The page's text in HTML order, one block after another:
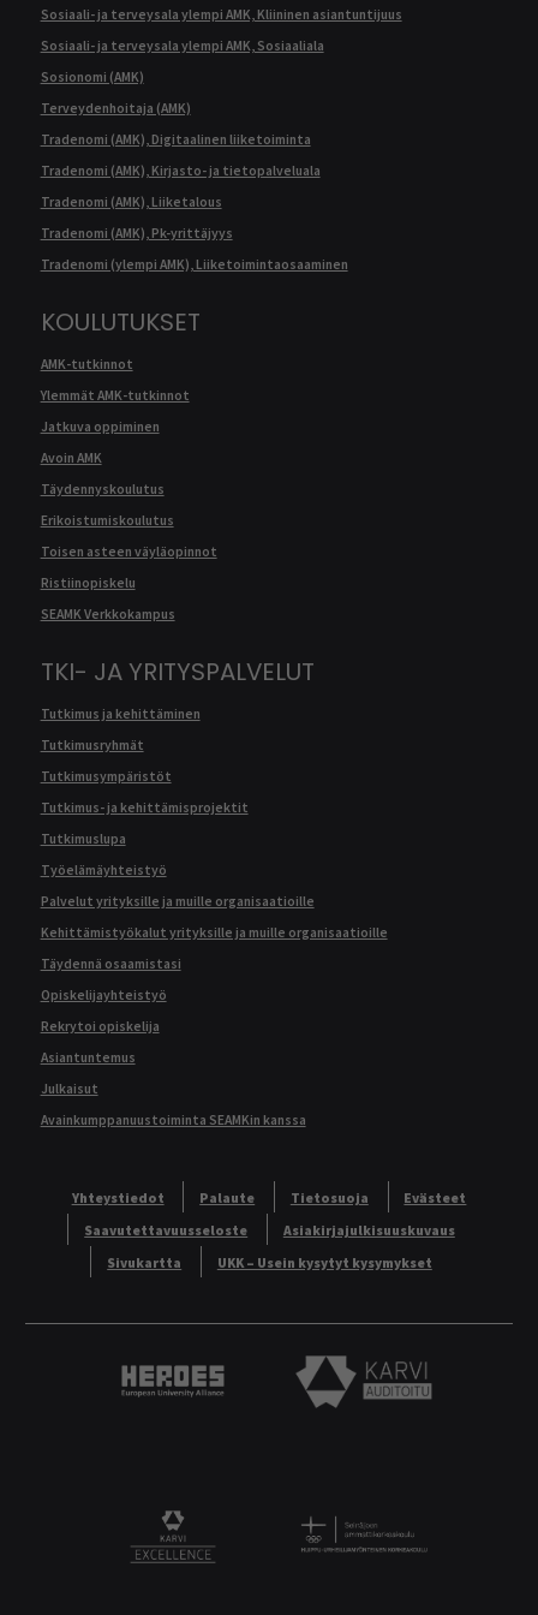
Sosiaali- ja terveysala ylempi AMK, Kliininen asiantuntijuus
Sosiaali- ja terveysala ylempi AMK, Sosiaaliala
Sosionomi (AMK)
Terveydenhoitaja (AMK)
Tradenomi (AMK), Digitaalinen liiketoiminta
Tradenomi (AMK), Kirjasto- ja tietopalveluala
Tradenomi (AMK), Liiketalous
Tradenomi (AMK), Pk-yrittäjyys
Tradenomi (ylempi AMK), Liiketoimintaosaaminen
KOULUTUKSET
AMK-tutkinnot
Ylemmät AMK-tutkinnot
Jatkuva oppiminen
Avoin AMK
Täydennyskoulutus
Erikoistumiskoulutus
Toisen asteen väyläopinnot
Ristiinopiskelu
SEAMK Verkkokampus
TKI- JA YRITYSPALVELUT
Tutkimus ja kehittäminen
Tutkimusryhmät
Tutkimusympäristöt
Tutkimus- ja kehittämisprojektit
Tutkimuslupa
Työelämäyhteistyö
Palvelut yrityksille ja muille organisaatioille
Kehittämistyökalut yrityksille ja muille organisaatioille
Täydennä osaamistasi
Opiskelijayhteistyö
Rekrytoi opiskelija
Asiantuntemus
Julkaisut
Avainkumppanuustoiminta SEAMKin kanssa
Yhteystiedot Palaute Tietosuoja
Evästeet
Saavutettavuusseloste
Asiakirjajulkisuuskuvaus
Sivukartta
UKK – Usein kysytyt kysymykset
Heroes European University Alliance logo
Karvi Auditoitu logo
KARVI Excellence logo.Logo